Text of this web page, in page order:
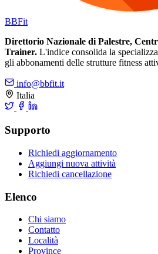
BBFit
Direttorio Nazionale di Palestre,
Trainer. L'indice consolida la
gli abbonamenti delle strutture fitness
info@bbfit.it
Italia
Supporto
Richiedi aggiornamento
Aggiungi nuova attività
Richiedi cancellazione
Elenco
Chi siamo
Contatto
Località
Province